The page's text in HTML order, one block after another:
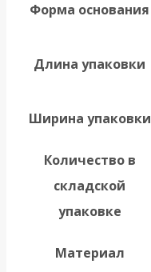
Форма основания
Длина упаковки
Ширина упаковки
Количество в
складской
упаковке
Материал